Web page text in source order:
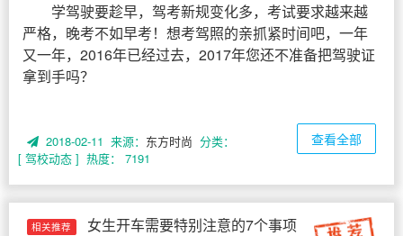
学驾驶要趁早，驾考新规变化多，考试要求越来越
严格，晚考不如早考！想考驾照的亲抓紧时间吧，一年
又一年，2016年已经过去，2017年您还不准备把驾驶证
拿到手吗？
2018-02-11 来源： 东方时尚 分类：
[ 驾校动态 ] 热度： 7191
查看全部
相关推荐 女生开车需要特别注意的7个事项